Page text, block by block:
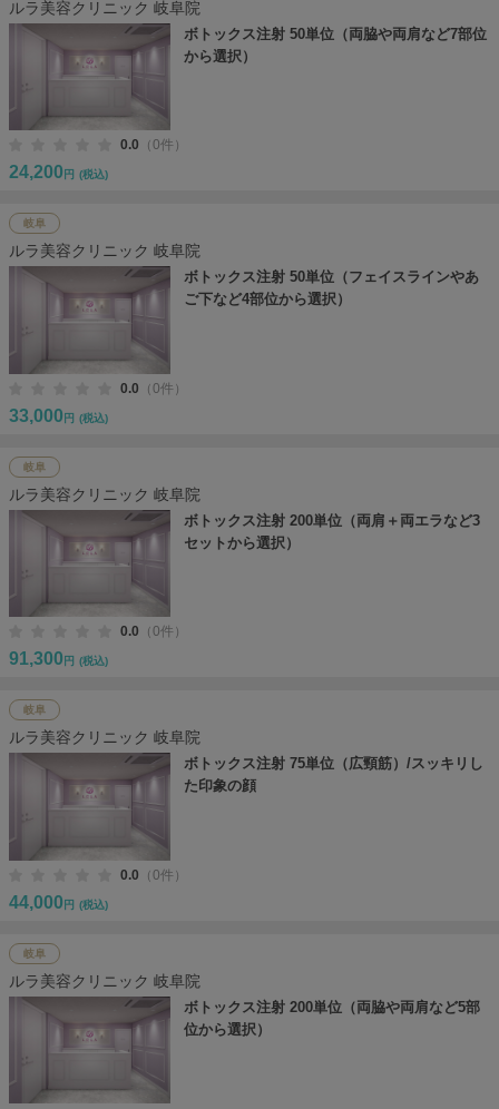
ルラ美容クリニック 岐阜院
ボトックス注射 50単位（両脇や両肩など7部位
から選択）
0.0 （0件）
24,200 円 (税込)
岐阜
ルラ美容クリニック 岐阜院
ボトックス注射 50単位（フェイスラインやあ
ご下など4部位から選択）
0.0 （0件）
33,000 円 (税込)
岐阜
ルラ美容クリニック 岐阜院
ボトックス注射 200単位（両肩＋両エラなど3
セットから選択）
0.0 （0件）
91,300 円 (税込)
岐阜
ルラ美容クリニック 岐阜院
ボトックス注射 75単位（広頸筋）/スッキリし
た印象の顔
0.0 （0件）
44,000 円 (税込)
岐阜
ルラ美容クリニック 岐阜院
ボトックス注射 200単位（両脇や両肩など5部
位から選択）